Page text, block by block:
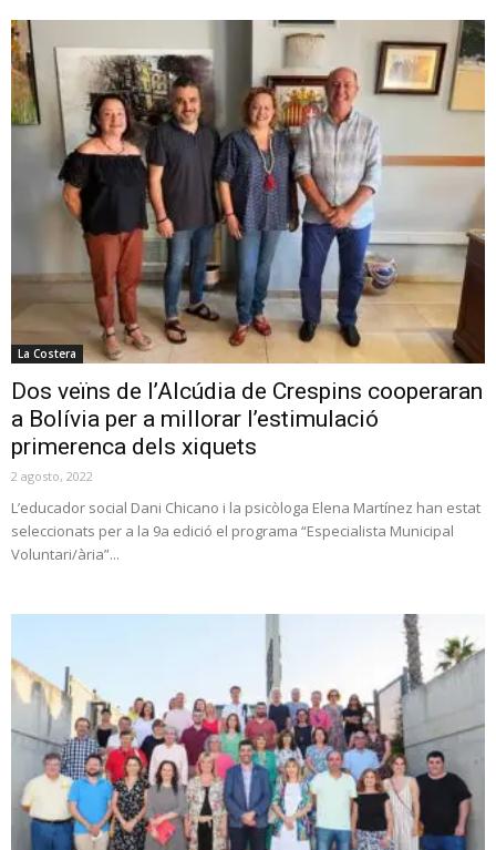
La Costera
Dos veïns de l’Alcúdia de Crespins cooperaran
a Bolívia per a millorar l’estimulació
primerenca dels xiquets
2 agosto, 2022
L’educador social Dani Chicano i la psicòloga Elena Martínez han estat
seleccionats per a la 9a edició el programa “Especialista Municipal
Voluntari/ària”...